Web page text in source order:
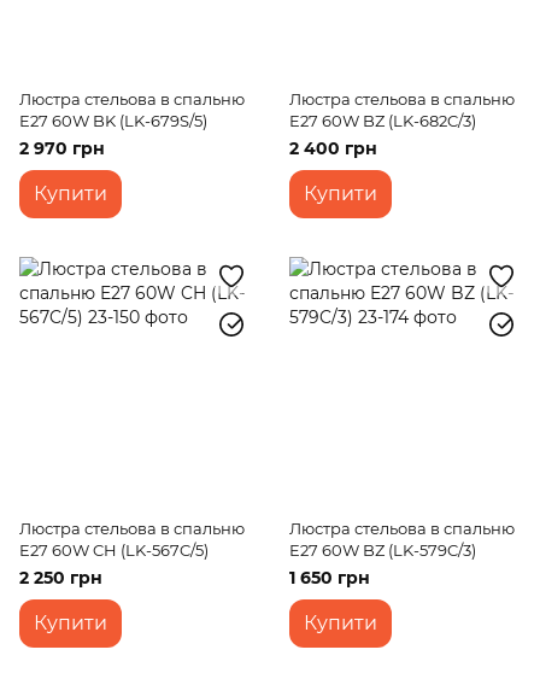
Люстра стельова в спальню
E27 60W BK (LK-679S/5)
2 970 грн
Купити
Люстра стельова в спальню
E27 60W BZ (LK-682C/3)
2 400 грн
Купити
Люстра стельова в спальню
E27 60W CH (LK-567C/5)
2 250 грн
Купити
Люстра стельова в спальню
E27 60W BZ (LK-579C/3)
1 650 грн
Купити